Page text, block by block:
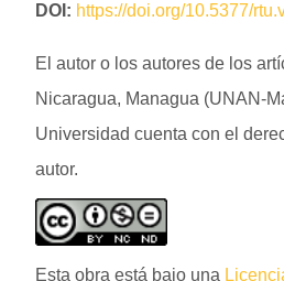
DOI: https://doi.org/10.5377/
El autor o los autores de los
Nicaragua, Managua (UNAN-
Universidad cuenta con el
autor.
Esta obra está bajo una